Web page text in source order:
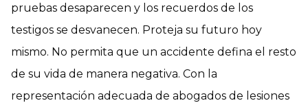
pruebas desaparecen y los recuerdos de los
testigos se desvanecen. Proteja su futuro hoy
mismo. No permita que un accidente defina el resto
de su vida de manera negativa. Con la
representación adecuada de abogados de lesiones